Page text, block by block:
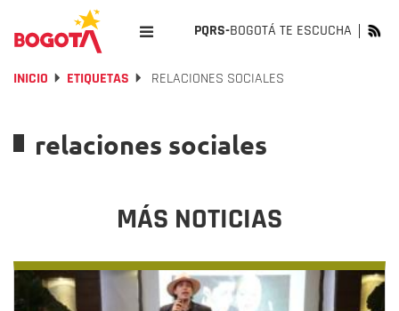
PQRS-BOGOTÁ TE ESCUCHA
INICIO ETIQUETAS RELACIONES SOCIALES
relaciones sociales
MÁS NOTICIAS